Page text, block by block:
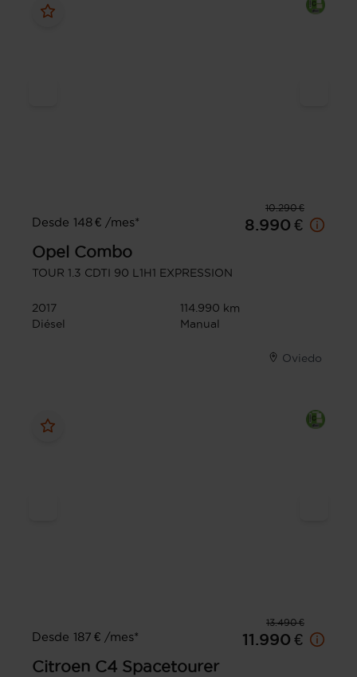
10.290 €
Desde 148 € /mes*
8.990 €
Opel Combo
TOUR 1.3 CDTI 90 L1H1 EXPRESSION
2017
114.990 km
Diésel
Manual
Oviedo
13.490 €
Desde 187 € /mes*
11.990 €
Citroen C4 Spacetourer